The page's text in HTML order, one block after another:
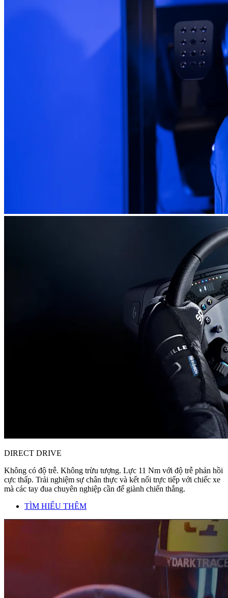
DIRECT DRIVE
Không có độ trễ. Không trừu tượng. Lực 11 Nm với độ trễ phản hồi
cực thấp. Trải nghiệm sự chân thực và kết nối trực tiếp với chiếc xe
mà các tay đua chuyên nghiệp cần để giành chiến thắng.
TÌM HIỂU THÊM